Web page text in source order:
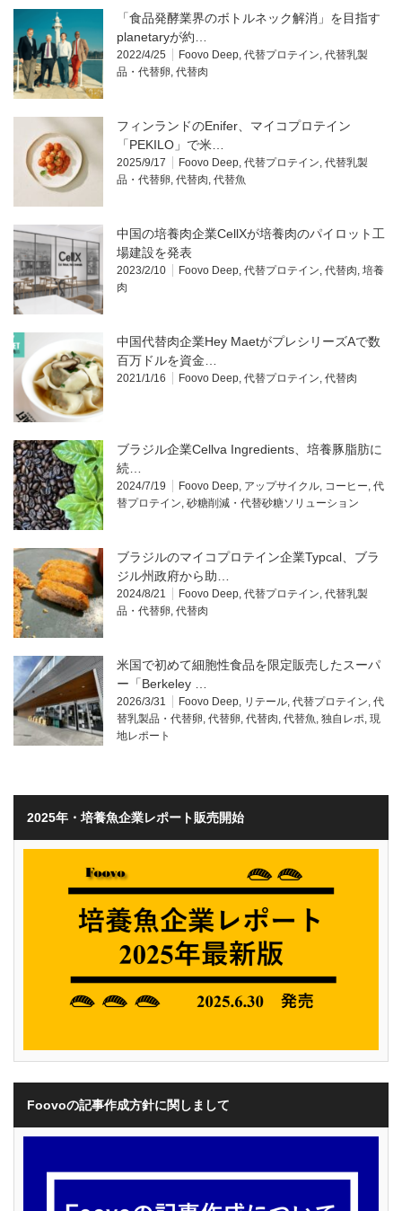
「食品発酵業界のボトルネック解消」を目指す
planetaryが約…
2022/4/25 Foovo Deep 代替プロテイン 代替乳製
品・代替卵 代替肉
フィンランドのEnifer、マイコプロテイン
「PEKILO」で米…
2025/9/17 Foovo Deep 代替プロテイン 代替乳製
品・代替卵 代替肉 代替魚
中国の培養肉企業CellXが培養肉のパイロット工
場建設を発表
2023/2/10 Foovo Deep 代替プロテイン 代替肉 培養
肉
中国代替肉企業Hey MaetがプレシリーズAで数
百万ドルを資金…
2021/1/16 Foovo Deep 代替プロテイン 代替肉
ブラジル企業Cellva Ingredients、培養豚脂肪に
続…
2024/7/19 Foovo Deep アップサイクル コーヒー 代
替プロテイン 砂糖削減・代替砂糖ソリューション
ブラジルのマイコプロテイン企業Typcal、ブラ
ジル州政府から助…
2024/8/21 Foovo Deep 代替プロテイン 代替乳製
品・代替卵 代替肉
米国で初めて細胞性食品を限定販売したスーパ
ー「Berkeley …
2026/3/31 Foovo Deep リテール 代替プロテイン 代
替乳製品・代替卵 代替卵 代替肉 代替魚 独自レポ 現
地レポート
2025年・培養魚企業レポート販売開始
Foovoの記事作成方針に関しまして